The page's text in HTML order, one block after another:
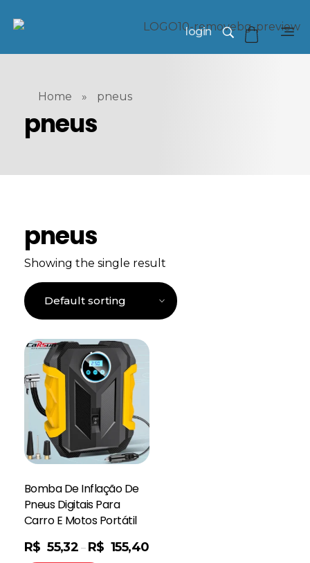
login
Home » pneus
pneus
pneus
Showing the single result
Bomba De Inflação De
Pneus Digitais Para
Carro E Motos Portátil
R$ 55,32 – R$ 155,40